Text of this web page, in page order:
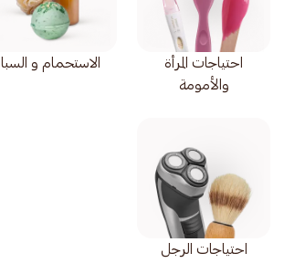
احتياجات المرأة
والأمومة
الاستحمام و السبا
احتياجات الرجل